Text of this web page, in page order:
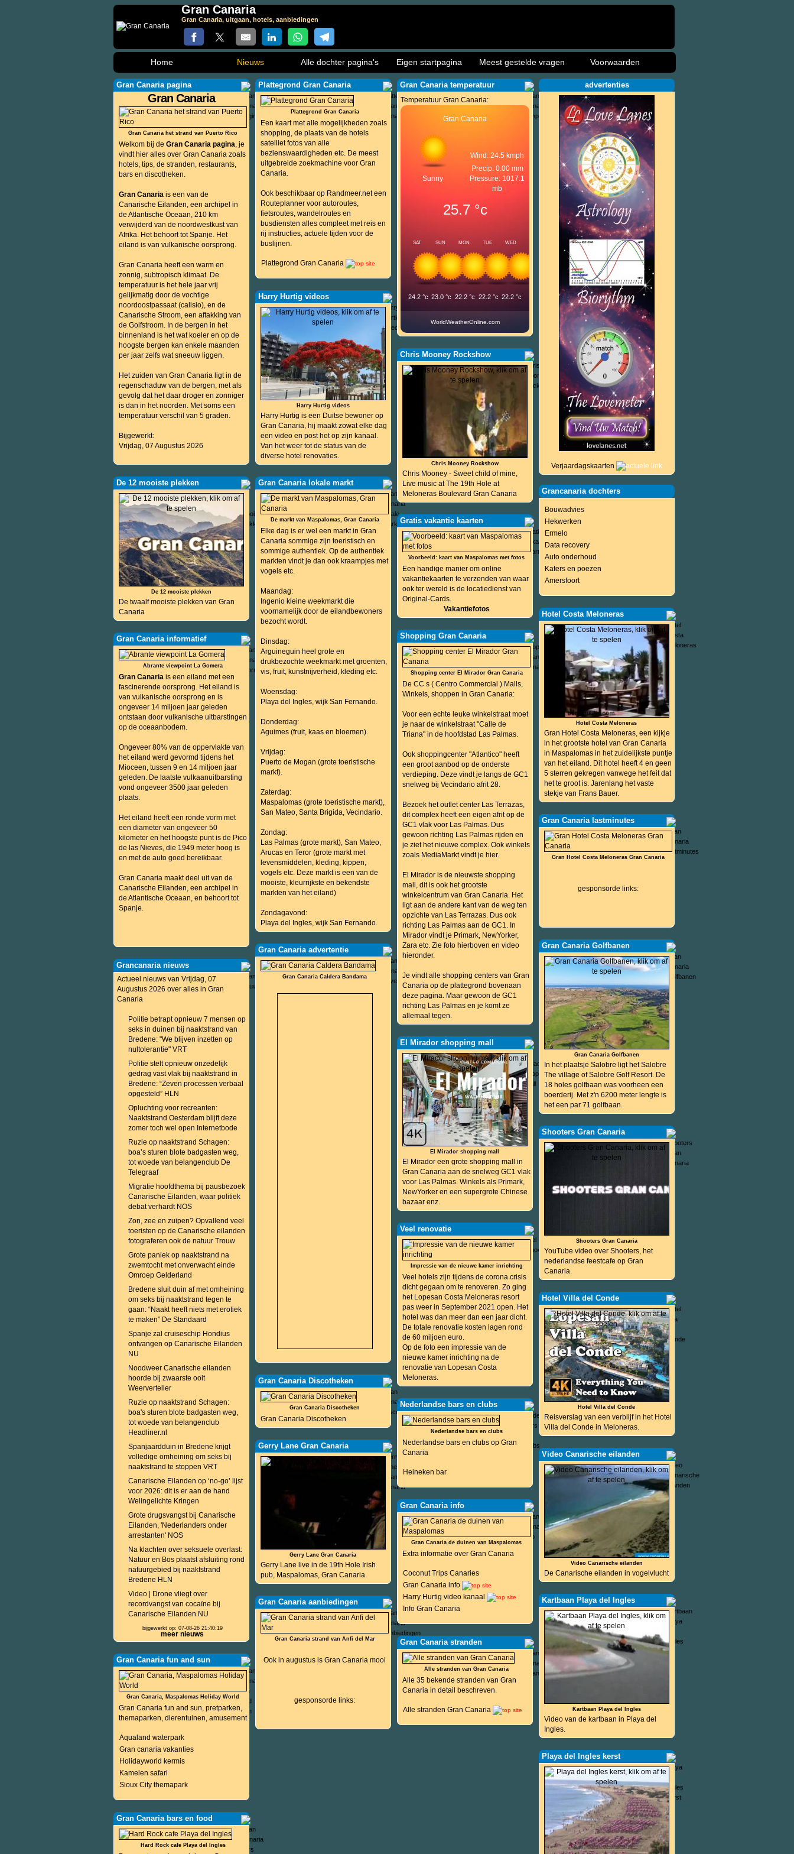
Gran Canaria
Gran Canaria, uitgaan, hotels, aanbiedingen
Home Nieuws Alle dochter pagina's Eigen startpagina Meest gestelde vragen Voorwaarden
Gran Canaria pagina
Gran Canaria
Gran Canaria het strand van Puerto Rico
Welkom bij de Gran Canaria pagina, je
vindt hier alles over Gran Canaria zoals
hotels, tips, de stranden, restaurants,
bars en discotheken.
Gran Canaria is een van de
Canarische Eilanden, een archipel in
de Atlantische Oceaan, 210 km
verwijderd van de noordwestkust van
Afrika. Het behoort tot Spanje. Het
eiland is van vulkanische oorsprong.
Gran Canaria heeft een warm en
zonnig, subtropisch klimaat. De
temperatuur is het hele jaar vrij
gelijkmatig door de vochtige
noordoostpassaat (calisio), en de
Canarische Stroom, een aftakking van
de Golfstroom. In de bergen in het
binnenland is het wat koeler en op de
hoogste bergen kan enkele maanden
per jaar zelfs wat sneeuw liggen.
Het zuiden van Gran Canaria ligt in de
regenschaduw van de bergen, met als
gevolg dat het daar droger en zonniger
is dan in het noorden. Met soms een
temperatuur verschil van 5 graden.
Bijgewerkt:
Vrijdag, 07 Augustus 2026
De 12 mooiste plekken
De 12 mooiste plekken
De twaalf mooiste plekken van Gran
Canaria
Gran Canaria informatief
Abrante viewpoint La Gomera
Gran Canaria is een eiland met een
fascinerende oorsprong. Het eiland is
van vulkanische oorsprong en is
ongeveer 14 miljoen jaar geleden
ontstaan door vulkanische uitbarstingen
op de oceaanbodem.
Ongeveer 80% van de oppervlakte van
het eiland werd gevormd tijdens het
Mioceen, tussen 9 en 14 miljoen jaar
geleden. De laatste vulkaanuitbarsting
vond ongeveer 3500 jaar geleden
plaats.
Het eiland heeft een ronde vorm met
een diameter van ongeveer 50
kilometer en het hoogste punt is de Pico
de las Nieves, die 1949 meter hoog is
en met de auto goed bereikbaar.
Gran Canaria maakt deel uit van de
Canarische Eilanden, een archipel in
de Atlantische Oceaan, en behoort tot
Spanje.
Grancanaria nieuws
Actueel nieuws van Vrijdag, 07
Augustus 2026 over alles in Gran
Canaria
Politie betrapt opnieuw 7 mensen op
seks in duinen bij naaktstrand van
Bredene: "We blijven inzetten op
nultolerantie" VRT
Politie stelt opnieuw onzedelijk
gedrag vast vlak bij naaktstrand in
Bredene: “Zeven processen verbaal
opgesteld” HLN
Opluchting voor recreanten:
Naaktstrand Oesterdam blijft deze
zomer toch wel open Internetbode
Ruzie op naaktstrand Schagen:
boa’s sturen blote badgasten weg,
tot woede van belangenclub De
Telegraaf
Migratie hoofdthema bij pausbezoek
Canarische Eilanden, waar politiek
debat verhardt NOS
Zon, zee en zuipen? Opvallend veel
toeristen op de Canarische eilanden
fotograferen ook de natuur Trouw
Grote paniek op naaktstrand na
zwemtocht met onverwacht einde
Omroep Gelderland
Bredene sluit duin af met omheining
om seks bij naaktstrand tegen te
gaan: “Naakt heeft niets met erotiek
te maken” De Standaard
Spanje zal cruiseschip Hondius
ontvangen op Canarische Eilanden
NU
Noodweer Canarische eilanden
hoorde bij zwaarste ooit
Weerverteller
Ruzie op naaktstrand Schagen:
boa's sturen blote badgasten weg,
tot woede van belangenclub
Headliner.nl
Spanjaardduin in Bredene krijgt
volledige omheining om seks bij
naaktstrand te stoppen VRT
Canarische Eilanden op ‘no‐go’ lijst
voor 2026: dit is er aan de hand
Welingelichte Kringen
Grote drugsvangst bij Canarische
Eilanden, 'Nederlanders onder
arrestanten' NOS
Na klachten over seksuele overlast:
Natuur en Bos plaatst afsluiting rond
natuurgebied bij naaktstrand
Bredene HLN
Video | Drone vliegt over
recordvangst van cocaïne bij
Canarische Eilanden NU
bijgewerkt op: 07-08-26 21:40:19
meer nieuws
Gran Canaria fun and sun
Gran Canaria, Maspalomas Holiday World
Gran Canaria fun and sun, pretparken,
themaparken, dierentuinen, amusement
Aqualand waterpark
Gran canaria vakanties
Holidayworld kermis
Kamelen safari
Sioux City themapark
Gran Canaria bars en food
Hard Rock cafe Playa del Ingles
Plattegrond Gran Canaria
Plattegrond Gran Canaria
Een kaart met alle mogelijkheden zoals
shopping, de plaats van de hotels
satelliet fotos van alle
bezienswaardigheden etc. De meest
uitgebreide zoekmachine voor Gran
Canaria.
Ook beschikbaar op Randmeer.net een
Routeplanner voor autoroutes,
fietsroutes, wandelroutes en
busdiensten alles compleet met reis en
rij instructies, actuele tijden voor de
buslijnen.
Plattegrond Gran Canaria
Harry Hurtig videos
Harry Hurtig videos
Harry Hurtig is een Duitse bewoner op
Gran Canaria, hij maakt zowat elke dag
een video en post het op zijn kanaal.
Van het weer tot de status van de
diverse hotel renovaties.
Gran Canaria lokale markt
De markt van Maspalomas, Gran Canaria
Elke dag is er wel een markt in Gran
Canaria sommige zijn toeristisch en
sommige authentiek. Op de authentiek
markten vindt je dan ook kraampjes met
vogels etc.
Maandag:
Ingenio kleine weekmarkt die
voornamelijk door de eilandbewoners
bezocht wordt.
Dinsdag:
Arguineguin heel grote en
drukbezochte weekmarkt met groenten,
vis, fruit, kunstnijverheid, kleding etc.
Woensdag:
Playa del Ingles, wijk San Fernando.
Donderdag:
Aguimes (fruit, kaas en bloemen).
Vrijdag:
Puerto de Mogan (grote toeristische
markt).
Zaterdag:
Maspalomas (grote toeristische markt),
San Mateo, Santa Brigida, Vecindario.
Zondag:
Las Palmas (grote markt), San Mateo,
Arucas en Teror (grote markt met
levensmiddelen, kleding, kippen,
vogels etc. Deze markt is een van de
mooiste, kleurrijkste en bekendste
markten van het eiland)
Zondagavond:
Playa del Ingles, wijk San Fernando.
Gran Canaria advertentie
Gran Canaria Caldera Bandama
Gran Canaria Discotheken
Gran Canaria Discotheken
Gran Canaria Discotheken
Gerry Lane Gran Canaria
Gerry Lane Gran Canaria
Gerry Lane live in de 19th Hole Irish
pub, Maspalomas, Gran Canaria
Gran Canaria aanbiedingen
Gran Canaria strand van Anfi del Mar
Ook in augustus is Gran Canaria mooi
gesponsorde links:
Gran Canaria temperatuur
Temperatuur Gran Canaria:
Gran Canaria
Sunny
Wind: 24.5 kmph
Precip: 0.00 mm
Pressure: 1017.1
mb
25.7°c
SAT
24.2°c
SUN
23.0 °c
MON
22.2 °c
TUE
22.2°c
WED
22.2 °c
WorldWeatherOnline.com
Chris Mooney Rockshow
Chris Mooney Rockshow
Chris Mooney - Sweet child of mine,
Live music at The 19th Hole at
Meloneras Boulevard Gran Canaria
Gratis vakantie kaarten
Voorbeeld: kaart van Maspalomas met fotos
Een handige manier om online
vakantiekaarten te verzenden van waar
ook ter wereld is de locatiedienst van
Original-Cards.
Vakantiefotos
Shopping Gran Canaria
Shopping center El Mirador Gran Canaria
De CC s ( Centro Commercial ) Malls,
Winkels, shoppen in Gran Canaria:
Voor een echte leuke winkelstraat moet
je naar de winkelstraat "Calle de
Triana" in de hoofdstad Las Palmas.
Ook shoppingcenter "Atlantico" heeft
een groot aanbod op de onderste
verdieping. Deze vindt je langs de GC1
snelweg bij Vecindario afrit 28.
Bezoek het outlet center Las Terrazas,
dit complex heeft een eigen afrit op de
GC1 vlak voor Las Palmas. Dus
gewoon richting Las Palmas rijden en
je ziet het nieuwe complex. Ook winkels
zoals MediaMarkt vindt je hier.
El Mirador is de nieuwste shopping
mall, dit is ook het grootste
winkelcentrum van Gran Canaria. Het
ligt aan de andere kant van de weg ten
opzichte van Las Terrazas. Dus ook
richting Las Palmas aan de GC1. In
Mirador vindt je Primark, NewYorker,
Zara etc. Zie foto hierboven en video
hieronder.
Je vindt alle shopping centers van Gran
Canaria op de plattegrond bovenaan
deze pagina. Maar gewoon de GC1
richting Las Palmas en je komt ze
allemaal tegen.
El Mirador shopping mall
El Mirador shopping mall
El Mirador een grote shopping mall in
Gran Canaria aan de snelweg GC1 vlak
voor Las Palmas. Winkels als Primark,
NewYorker en een supergrote Chinese
bazaar enz.
Veel renovatie
Impressie van de nieuwe kamer inrichting
Veel hotels zijn tijdens de corona crisis
dicht gegaan om te renoveren. Zo ging
het Lopesan Costa Meloneras resort
pas weer in September 2021 open. Het
hotel was dan meer dan een jaar dicht.
De totale renovatie kosten lagen rond
de 60 miljoen euro.
Op de foto een impressie van de
nieuwe kamer inrichting na de
renovatie van Lopesan Costa
Meloneras.
Nederlandse bars en clubs
Nederlandse bars en clubs
Nederlandse bars en clubs op Gran
Canaria
Heineken bar
Gran Canaria info
Gran Canaria de duinen van Maspalomas
Extra informatie over Gran Canaria
Coconut Trips Canaries
Gran Canaria info
Harry Hurtig video kanaal
Info Gran Canaria
Gran Canaria stranden
Alle stranden van Gran Canaria
Alle 35 bekende stranden van Gran
Canaria in detail beschreven.
Alle stranden Gran Canaria
advertenties
Verjaardagskaarten
Grancanaria dochters
Bouwadvies
Hekwerken
Ermelo
Data recovery
Auto onderhoud
Katers en poezen
Amersfoort
Hotel Costa Meloneras
Hotel Costa Meloneras
Gran Hotel Costa Meloneras, een kijkje
in het grootste hotel van Gran Canaria
in Maspalomas in het zuidelijkste puntje
van het eiland. Dit hotel heeft 4 en geen
5 sterren gekregen vanwege het feit dat
het te groot is. Jarenlang het vaste
stekje van Frans Bauer.
Gran Canaria lastminutes
Gran Hotel Costa Meloneras Gran Canaria
gesponsorde links:
Gran Canaria Golfbanen
Gran Canaria Golfbanen
In het plaatsje Salobre ligt het Salobre
The village of Salobre Golf Resort. De
18 holes golfbaan was voorheen een
boerderij. Met z'n 6200 meter lengte is
het een par 71 golfbaan.
Shooters Gran Canaria
Shooters Gran Canaria
YouTube video over Shooters, het
nederlandse feestcafe op Gran
Canaria.
Hotel Villa del Conde
Hotel Villa del Conde
Reisverslag van een verblijf in het Hotel
Villa del Conde in Meloneras.
Video Canarische eilanden
Video Canarische eilanden
De Canarische eilanden in vogelvlucht
Kartbaan Playa del Ingles
Kartbaan Playa del Ingles
Video van de kartbaan in Playa del
Ingles.
Playa del Ingles kerst